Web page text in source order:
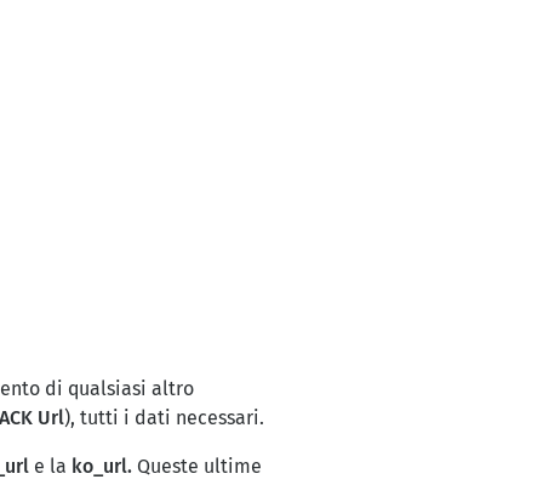
di qualsiasi altro
ACK Url), tutti i dati necessari.
e la ko_url. Queste ultime